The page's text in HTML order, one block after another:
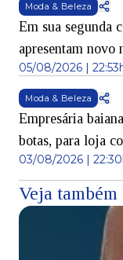
Moda & Beleza
Em sua segunda
apresentam novo
05/08/2026 |
Moda & Beleza
Empresária
botas, para loja
03/08/2026 |
Veja também